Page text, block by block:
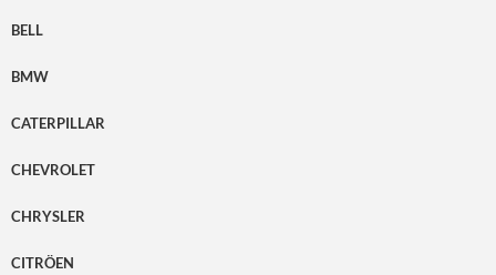
BELL
BMW
CATERPILLAR
CHEVROLET
CHRYSLER
CITRÖEN